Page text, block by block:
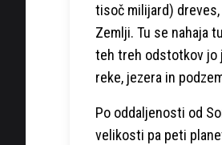
tisoč milijard)
Zemlji. Tu se nahaja
teh treh odstotkov jo
reke, jezera in
Po oddaljenosti od
velikosti pa peti